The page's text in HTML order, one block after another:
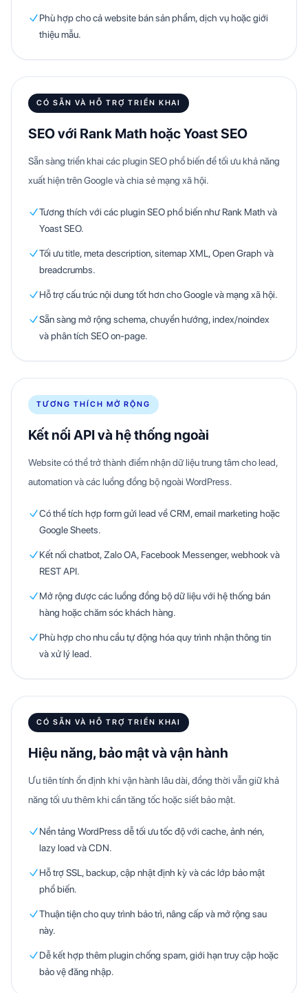
Phù hợp cho cả website bán sản phẩm, dịch vụ hoặc giới
thiệu mẫu.
CÓ SẴN VÀ HỖ TRỢ TRIỂN KHAI
SEO với Rank Math hoặc Yoast SEO
Sẵn sàng triển khai các plugin SEO phổ biến để tối ưu khả năng
xuất hiện trên Google và chia sẻ mạng xã hội.
Tương thích với các plugin SEO phổ biến như Rank Math và
Yoast SEO.
Tối ưu title, meta description, sitemap XML, Open Graph và
breadcrumbs.
Hỗ trợ cấu trúc nội dung tốt hơn cho Google và mạng xã hội.
Sẵn sàng mở rộng schema, chuyển hướng, index/noindex
và phân tích SEO on-page.
TƯƠNG THÍCH MỞ RỘNG
Kết nối API và hệ thống ngoài
Website có thể trở thành điểm nhận dữ liệu trung tâm cho lead,
automation và các luồng đồng bộ ngoài WordPress.
Có thể tích hợp form gửi lead về CRM, email marketing hoặc
Google Sheets.
Kết nối chatbot, Zalo OA, Facebook Messenger, webhook và
REST API.
Mở rộng được các luồng đồng bộ dữ liệu với hệ thống bán
hàng hoặc chăm sóc khách hàng.
Phù hợp cho nhu cầu tự động hóa quy trình nhận thông tin
và xử lý lead.
CÓ SẴN VÀ HỖ TRỢ TRIỂN KHAI
Hiệu năng, bảo mật và vận hành
Ưu tiên tính ổn định khi vận hành lâu dài, đồng thời vẫn giữ khả
năng tối ưu thêm khi cần tăng tốc hoặc siết bảo mật.
Nền tảng WordPress dễ tối ưu tốc độ với cache, ảnh nén,
lazy load và CDN.
Hỗ trợ SSL, backup, cập nhật định kỳ và các lớp bảo mật
phổ biến.
Thuận tiện cho quy trình bảo trì, nâng cấp và mở rộng sau
này.
Dễ kết hợp thêm plugin chống spam, giới hạn truy cập hoặc
bảo vệ đăng nhập.